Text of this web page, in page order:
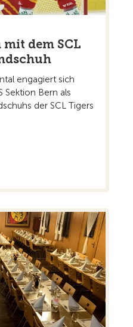
dem SCL
engagiert sich
Sektion Bern als
der SCL Tigers